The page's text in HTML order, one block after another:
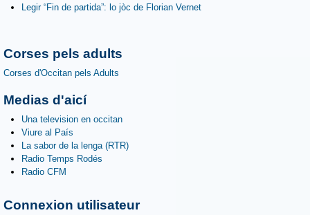
Legir “Fin de partida”: lo jòc de Florian Vernet
Corses pels adults
Corses d'Occitan pels Adults
Medias d'aicí
Una television en occitan
Viure al País
La sabor de la lenga (RTR)
Radio Temps Rodés
Radio CFM
Connexion utilisateur